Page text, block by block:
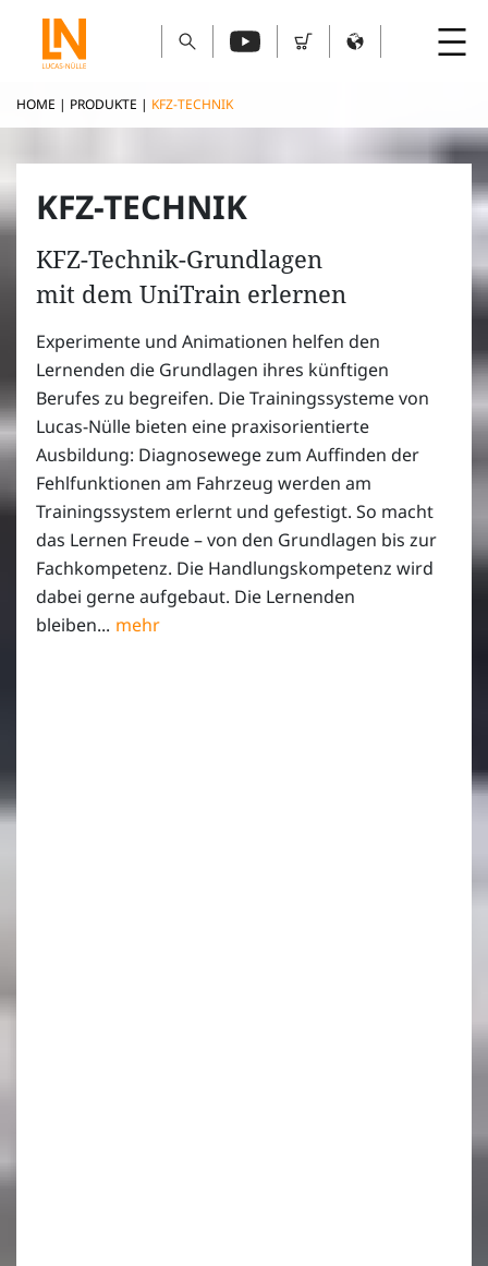
HOME | PRODUKTE | KFZ-TECHNIK
KFZ-TECHNIK
KFZ-Technik-Grundlagen
mit dem UniTrain erlernen
Experimente und Animationen helfen den
Lernenden die Grundlagen ihres künftigen
Berufes zu begreifen. Die Trainingssysteme von
Lucas-Nülle bieten eine praxisorientierte
Ausbildung: Diagnosewege zum Auffinden der
Fehlfunktionen am Fahrzeug werden am
Trainingssystem erlernt und gefestigt. So macht
das Lernen Freude – von den Grundlagen bis zur
Fachkompetenz. Die Handlungskompetenz wird
dabei gerne aufgebaut. Die Lernenden
bleiben...